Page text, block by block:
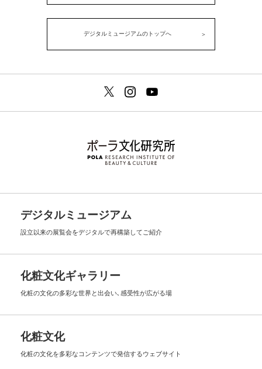
デジタルミュージアムのトップへ
デジタルミュージアム
設立以来の展覧会をデジタルで再構築してご紹介
化粧文化ギャラリー
化粧の文化の多彩な世界と出会い､ 感受性が広がる場
化粧文化
化粧の文化を多彩なコンテンツで発信するウェブサイト